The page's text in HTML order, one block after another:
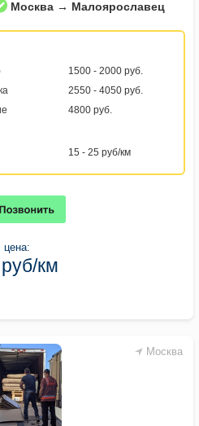
Москва → Малоярославец
1500 - 2000 руб.
2550 - 4050 руб.
4800 руб.
15 - 25 руб/км
цена:
км
Москва